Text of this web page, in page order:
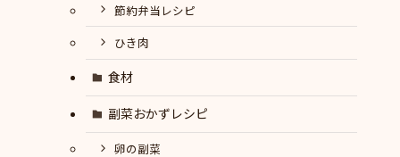
節約弁当レシピ
ひき肉
食材
副菜おかずレシピ
卵の副菜